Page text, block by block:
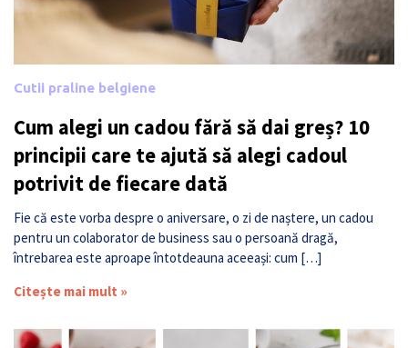
Cutii praline belgiene
Cum alegi un cadou fără să dai greș? 10
principii care te ajută să alegi cadoul
potrivit de fiecare dată
Fie că este vorba despre o aniversare, o zi de naștere, un cadou
pentru un colaborator de business sau o persoană dragă,
întrebarea este aproape întotdeauna aceeași: cum […]
Citește mai mult »